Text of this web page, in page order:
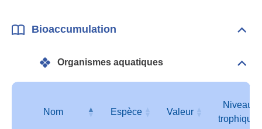
Bioaccumulation
Organismes aquatiques
Nom Espèce Valeur
Niveau
trophique